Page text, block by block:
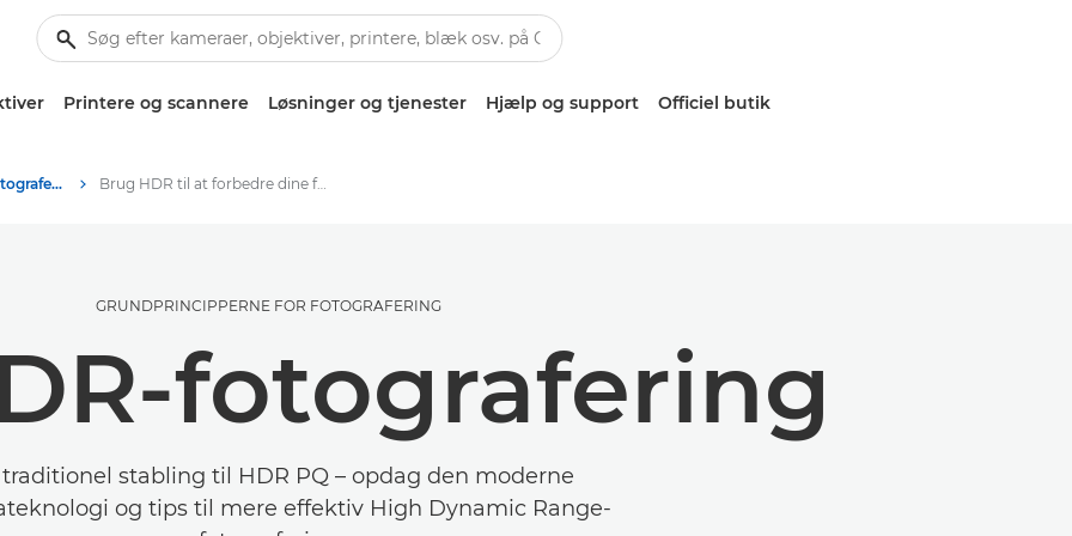
Printere og scannere Løsninger og tjenester Hjælp og support Officiel butik
Tips og teknikker til fotografering og print Brug HDR til at forbedre dine fotos
GRUNDPRINCIPPERNE FOR FOTOGRAFERING
fotografering
traditionel stabling til HDR PQ – opdag den moderne
og tips til mere effektiv High Dynamic Range-